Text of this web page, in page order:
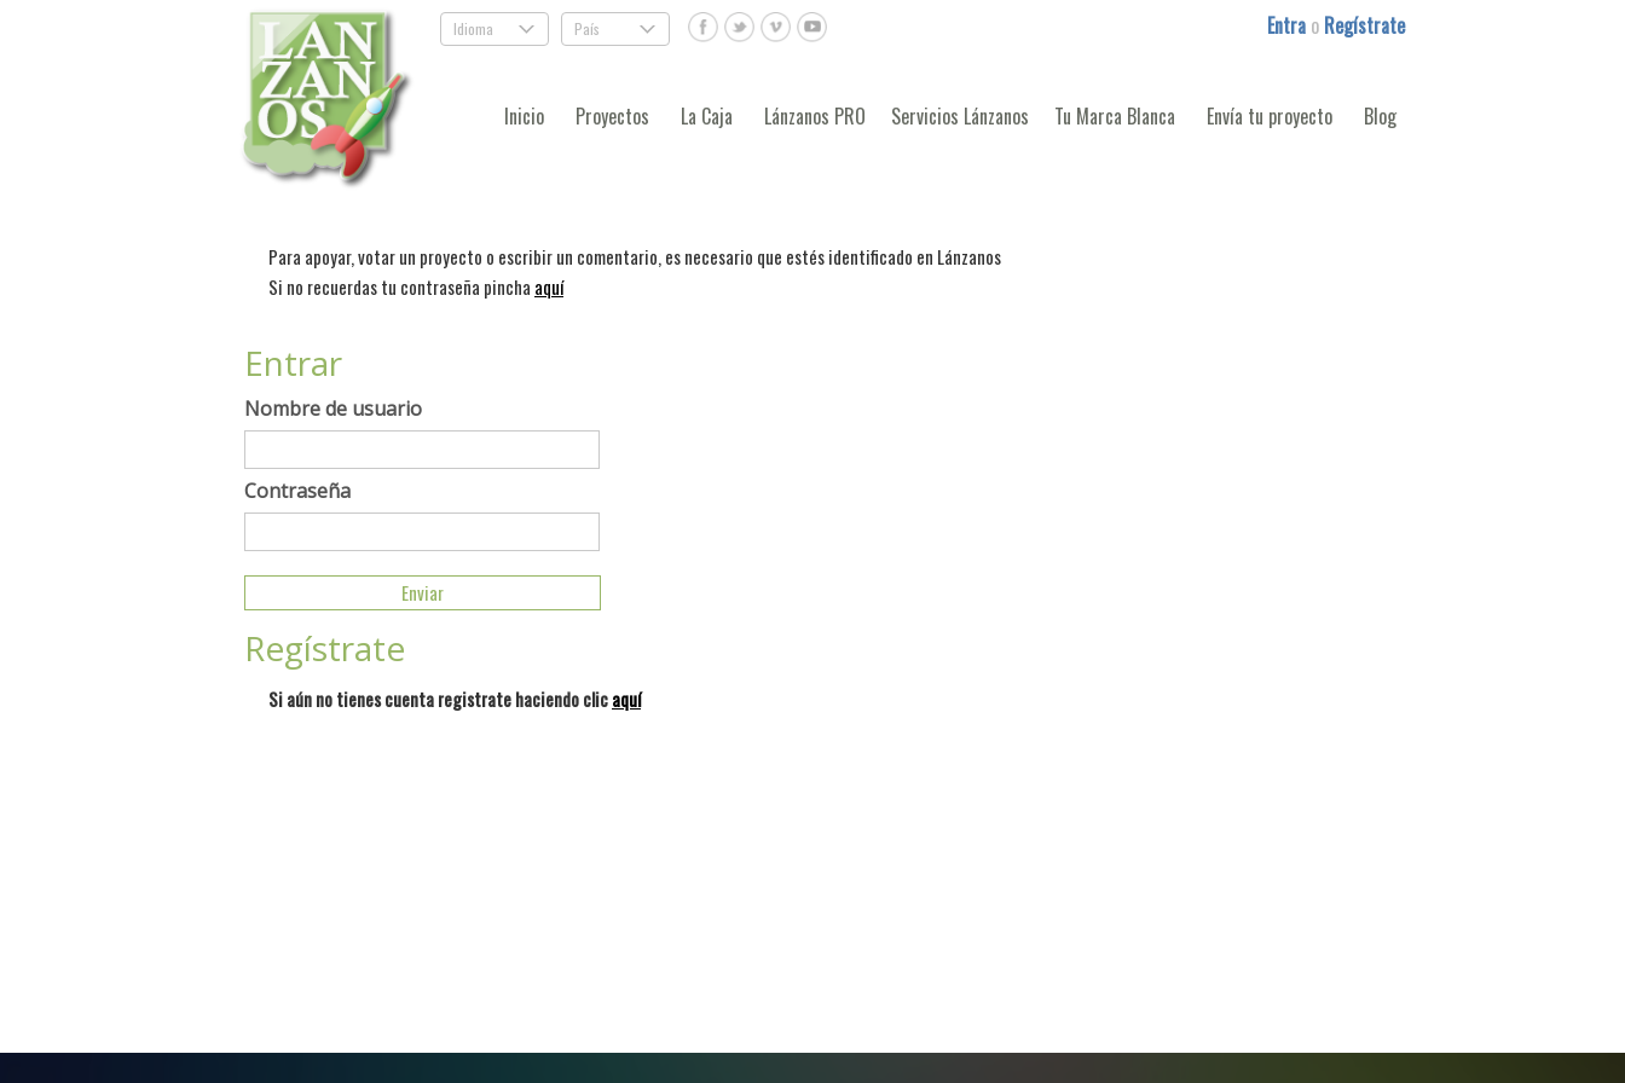
Idioma . País . Entra o Regístrate
Inicio Proyectos La Caja Lánzanos PRO Servicios Lánzanos Tu Marca Blanca Envía tu proyecto Blog
Para apoyar, votar un proyecto o escribir un comentario, es necesario que estés identificado en Lánzanos
Si no recuerdas tu contraseña pincha aquí
Entrar
Nombre de usuario
Contraseña
Regístrate
Si aún no tienes cuenta registrate haciendo clicaquí